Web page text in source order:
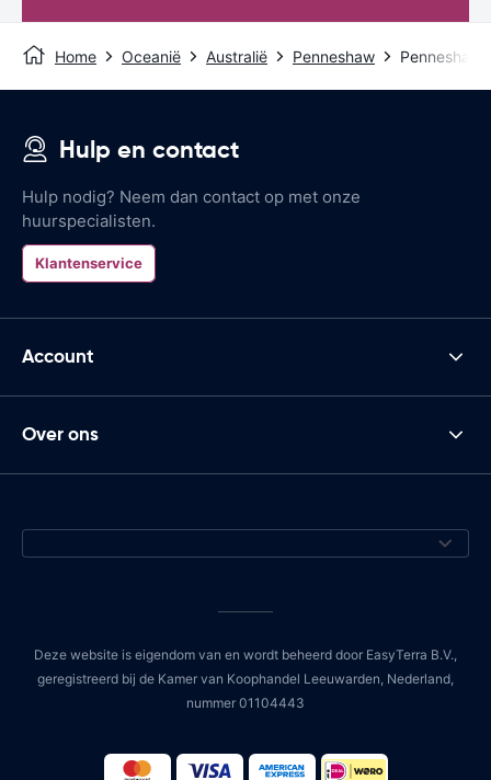
Home Oceanië Australië Penneshaw Penneshaw
Hulp en contact
Hulp nodig? Neem dan contact op met onze
huurspecialisten.
Klantenservice
Account
Over ons
Deze website is eigendom van en wordt beheerd door EasyTerra B.V.,
geregistreerd bij de Kamer van Koophandel Leeuwarden, Nederland,
nummer 01104443